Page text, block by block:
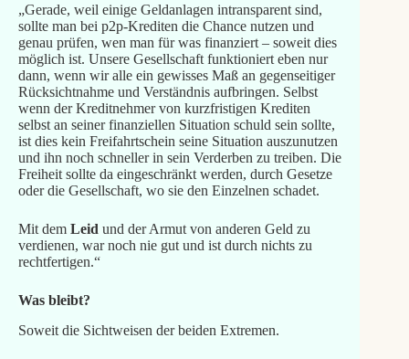
„Gerade, weil einige Geldanlagen intransparent sind,
sollte man bei p2p-Krediten die Chance nutzen und
genau prüfen, wen man für was finanziert – soweit dies
möglich ist. Unsere Gesellschaft funktioniert eben nur
dann, wenn wir alle ein gewisses Maß an gegenseitiger
Rücksichtnahme und Verständnis aufbringen. Selbst
wenn der Kreditnehmer von kurzfristigen Krediten
selbst an seiner finanziellen Situation schuld sein sollte,
ist dies kein Freifahrtschein seine Situation auszunutzen
und ihn noch schneller in sein Verderben zu treiben. Die
Freiheit sollte da eingeschränkt werden, durch Gesetze
oder die Gesellschaft, wo sie den Einzelnen schadet.
Mit dem Leid und der Armut von anderen Geld zu
verdienen, war noch nie gut und ist durch nichts zu
rechtfertigen.“
Was bleibt?
Soweit die Sichtweisen der beiden Extremen.